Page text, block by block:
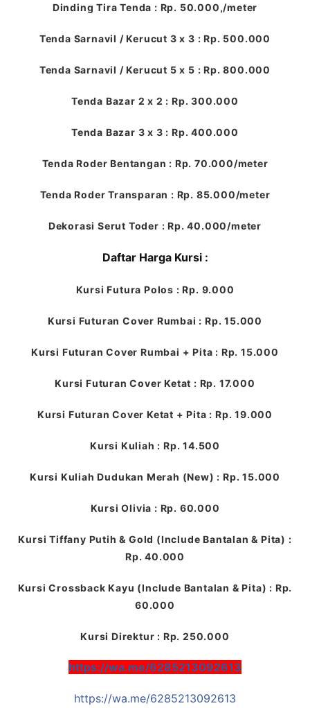
Dinding Tira Tenda : Rp. 50.000,/meter
Tenda Sarnavil / Kerucut 3 x 3 : Rp. 500.000
Tenda Sarnavil / Kerucut 5 x 5 : Rp. 800.000
Tenda Bazar 2 x 2 : Rp. 300.000
Tenda Bazar 3 x 3 : Rp. 400.000
Tenda Roder Bentangan : Rp. 70.000/meter
Tenda Roder Transparan : Rp. 85.000/meter
Dekorasi Serut Toder : Rp. 40.000/meter
Daftar Harga Kursi :
Kursi Futura Polos : Rp. 9.000
Kursi Futuran Cover Rumbai : Rp. 15.000
Kursi Futuran Cover Rumbai + Pita : Rp. 15.000
Kursi Futuran Cover Ketat : Rp. 17.000
Kursi Futuran Cover Ketat + Pita : Rp. 19.000
Kursi Kuliah : Rp. 14.500
Kursi Kuliah Dudukan Merah (New) : Rp. 15.000
Kursi Olivia : Rp. 60.000
Kursi Tiffany Putih & Gold (Include Bantalan & Pita) :
Rp. 40.000
Kursi Crossback Kayu (Include Bantalan & Pita) : Rp.
60.000
Kursi Direktur : Rp. 250.000
https://wa.me/6285213092613
https://wa.me/6285213092613